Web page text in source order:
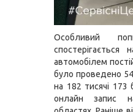
Особливий
автомобілем
було проведено
на 182 тисячі
онлайн запис